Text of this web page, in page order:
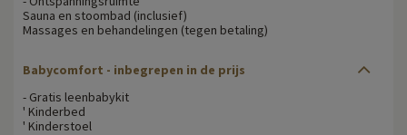
Sauna en stoombad (inclusief)
Massages en behandelingen (tegen betaling)
Babycomfort - inbegrepen in de prijs
- Gratis leenbabykit
' Kinderbed
' Kinderstoel